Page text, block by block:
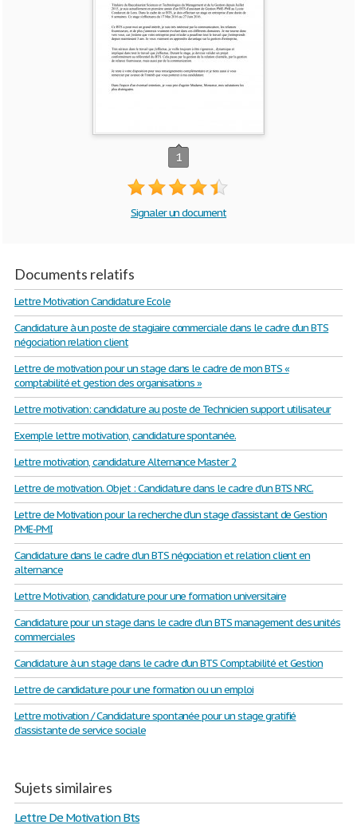
1
Signaler un document
Documents relatifs
Lettre Motivation Candidature Ecole
Candidature à un poste de stagiaire commerciale dans le cadre d’un BTS
négociation relation client
Lettre de motivation pour un stage dans le cadre de mon BTS «
comptabilité et gestion des organisations »
Lettre motivation: candidature au poste de Technicien support utilisateur
Exemple lettre motivation, candidature spontanée.
Lettre motivation, candidature Alternance Master 2
Lettre de motivation. Objet : Candidature dans le cadre d’un BTS NRC.
Lettre de Motivation pour la recherche d'un stage d'assistant de Gestion
PME-PMI
Candidature dans le cadre d'un BTS négociation et relation client en
alternance
Lettre Motivation, candidature pour une formation universitaire
Candidature pour un stage dans le cadre d'un BTS management des unités
commerciales
Candidature à un stage dans le cadre d’un BTS Comptabilité et Gestion
Lettre de candidature pour une formation ou un emploi
Lettre motivation / Candidature spontanée pour un stage gratifié
d’assistante de service sociale
Sujets similaires
Lettre De Motivation Bts